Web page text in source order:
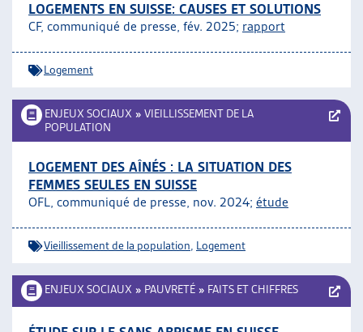
LOGEMENTS EN SUISSE: CAUSES ET SOLUTIONS
CF, communiqué de presse, fév. 2025; rapport
Logement
ENJEUX SOCIAUX » VIEILLISSEMENT DE LA
POPULATION
LOGEMENT DES AÎNÉS : LA SITUATION DES
FEMMES SEULES EN SUISSE
OFL, communiqué de presse, nov. 2024; étude
Vieillissement de la population Logement
ENJEUX SOCIAUX » PAUVRETÉ » FAITS ET CHIFFRES